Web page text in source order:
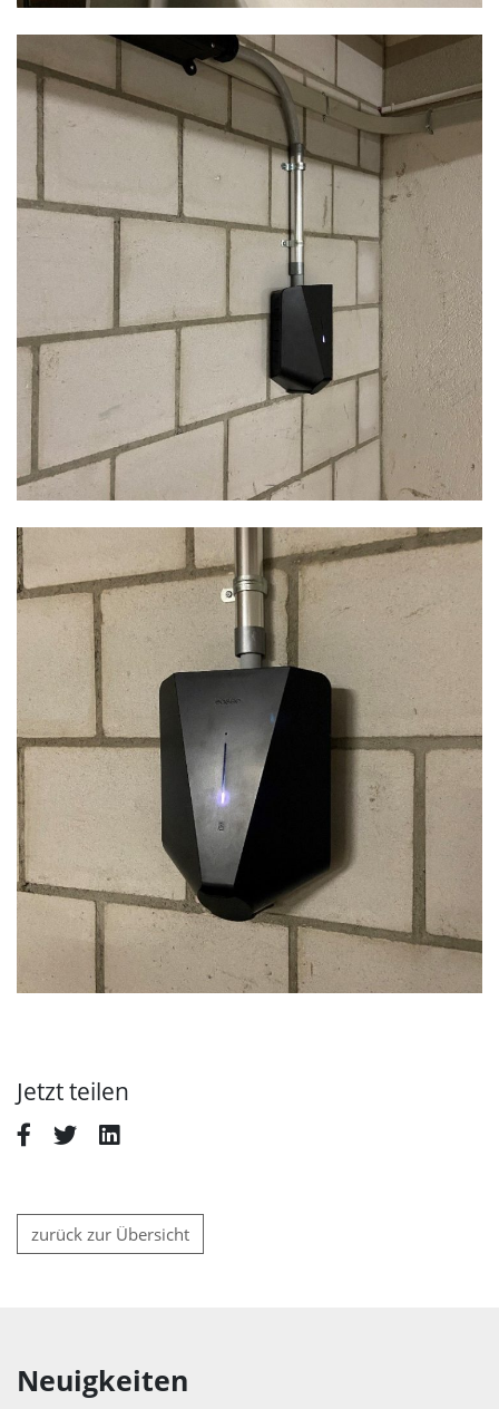
Jetzt teilen
zurück zur Übersicht
Neuigkeiten